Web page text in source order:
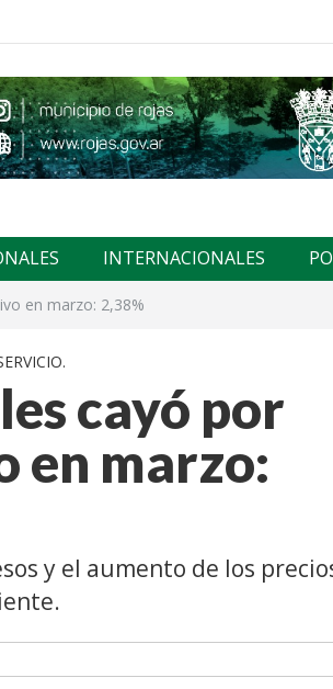
INTERNACIONALES
en marzo: 2,38%
cayó por
en marzo:
y el aumento de los